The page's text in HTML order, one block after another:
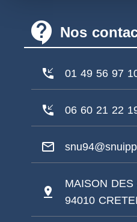
contact_support Nos
phone_callback 01 49 56 97
phone_callback 06 60 21 22
mail_outline
pin_drop
MAISON
94010